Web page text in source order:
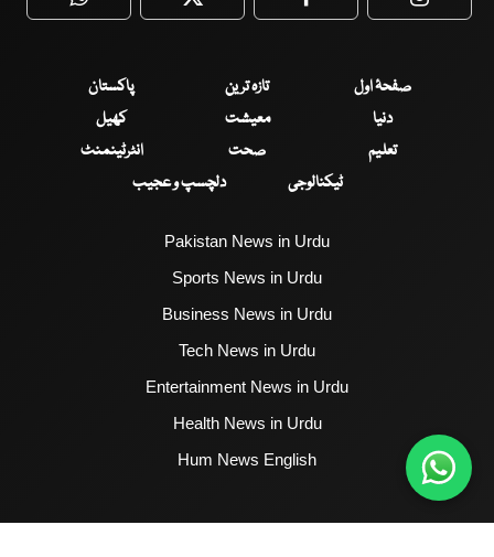
WhatsApp Twitter Facebook
صفحۂ اول تازہ ترین
پاکستان
دنیا
معیشت
کھیل
تعلیم
صحت
انٹرٹینمنٹ
ٹیکنالوجی
دلچسپ و عجیب
Pakistan News in Urdu
Sports News in Urdu
Business News in Urdu
Tech News in Urdu
Entertainment News in Urdu
Health News in Urdu
Hum News English